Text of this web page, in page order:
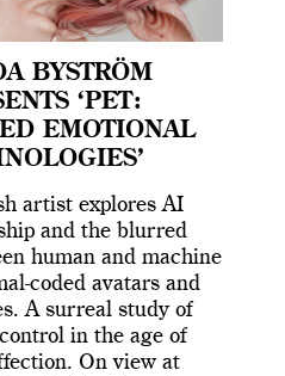
BYSTRÖM
‘PET:
EMOTIONAL
artist explores AI
and the blurred
human and machine
coded avatars and
A surreal study of
in the age of
On view at